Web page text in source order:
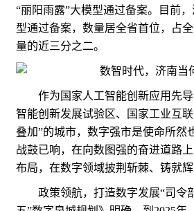
“丽阳雨露”大模型通过备案。目前
型通过备案，数量居全省首位，占
量的近三分之二。
作为国家人工智能创新应用先导
智能创新发展试验区、国家工业互
叠加”的城市，数字强市是使命所然
战鼓已响，在向数图强的奋进道路
布局，在数字领域披荆斩棘、铸就辉
政策领航，打造数字发展“司令